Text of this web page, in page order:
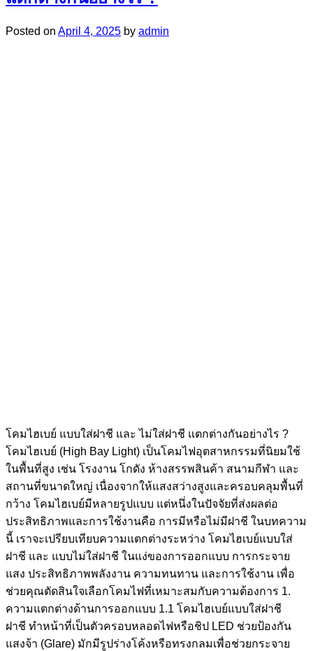
Posted on April 4, 2025 by admin
โคมไฮเบย์ แบบใส่ฝาชี และ ไม่ใส่ฝาชี แตกต่างกันอย่างไร ?
โคมไฮเบย์ (High Bay Light) เป็นโคมไฟอุตสาหกรรมที่นิยมใช้
ในพื้นที่สูง เช่น โรงงาน โกดัง ห้างสรรพสินค้า สนามกีฬา และ
สถานที่ขนาดใหญ่ เนื่องจากให้แสงสว่างสูงและครอบคลุมพื้นที่
กว้าง โคมไฮเบย์มีหลายรูปแบบ แต่หนึ่งในปัจจัยที่ส่งผลต่อ
ประสิทธิภาพและการใช้งานคือ การมีหรือไม่มีฝาชี ในบทความ
นี้ เราจะเปรียบเทียบความแตกต่างระหว่าง โคมไฮเบย์แบบใส่
ฝาชี และ แบบไม่ใส่ฝาชี ในแง่ของการออกแบบ การกระจาย
แสง ประสิทธิภาพพลังงาน ความทนทาน และการใช้งาน เพื่อ
ช่วยคุณตัดสินใจเลือกโคมไฟที่เหมาะสมกับความต้องการ 1.
ความแตกต่างด้านการออกแบบ 1.1 โคมไฮเบย์แบบใส่ฝาชี
ฝาชี ทำหน้าที่เป็นตัวครอบหลอดไฟหรือชิป LED ช่วยป้องกัน
แสงจ้า (Glare) มักมีรูปร่างโค้งหรือทรงกลมเพื่อช่วยกระจาย